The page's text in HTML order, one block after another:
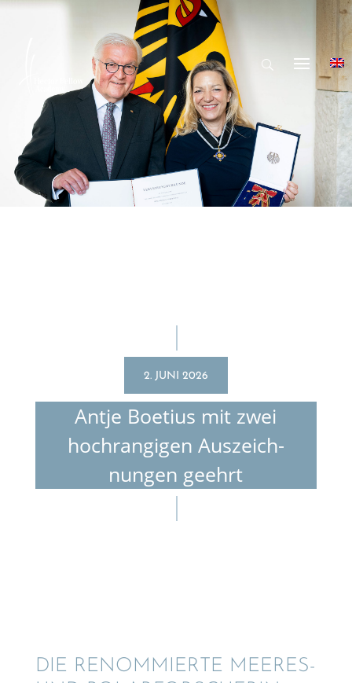
2. JUNI 2026
Antje Boetius mit zwei
hochran­gi­gen Auszeich­
nun­gen geehrt
DIE RENOM­MIERTE MEERES-